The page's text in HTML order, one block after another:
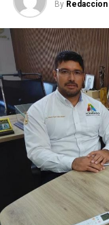
Córdoba Aguilar;
García; Totutla,
María del Pilar
Isis García Soto;
Tlacotalpan, Alma
En Espinal se
Belinda Schettino
Lourdes Orante
RELATED TOPICS:
DESPUÉS
Acusan a Iglesia
By Redaccion